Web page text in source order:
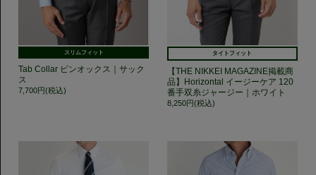
スリムフィット
Tab Collar ピンオックス｜サック
ス
7,700円(税込)
タイトフィット
【THE NIKKEI MAGAZINE掲載商
品】Horizontal イージーケア 120
番手双糸ジャージー｜ホワイト
8,250円(税込)